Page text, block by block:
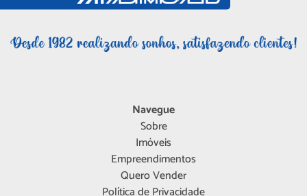
Navegue
Sobre
Imóveis
Empreendimentos
Quero Vender
Política de Privacidade